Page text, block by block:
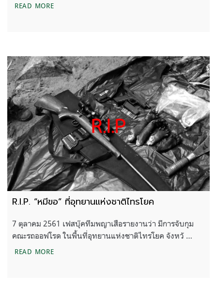
READ MOREเสวนา พิทักษ์ป่า อนาคตป่าไทย
R.I.P. “หมีขอ” ที่อุทยานแห่งชาติไทรโยค
7 ตุลาคม 2561 เฟสบุ๊คทีมพญาเสือรายงานว่า มีการจับกุม
คณะรถออฟโรด ในพื้นที่อุทยานแห่งชาติไทรโยค จังหวั …
READ MORER.I.P. “หมีขอ” ที่อุทยานแห่งชาติไทรโยค